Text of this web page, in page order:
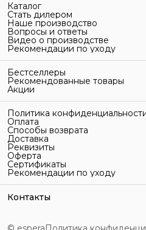
Каталог
Стать дилером
Наше производство
Вопросы и ответы
Видео о производстве
Рекомендации по уходу
Бестселлеры
Рекомендованные товары
Акции
Политика
Оплата
Способы возврата
Доставка
Реквизиты
Оферта
Сертификаты
Рекомендации по уходу
Контакты